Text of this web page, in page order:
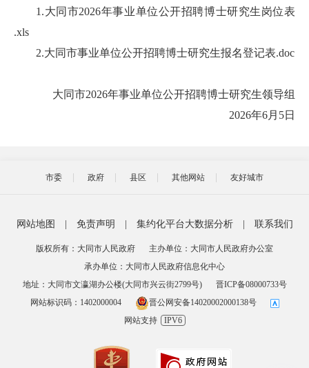
1.大同市2026年事业单位公开招聘博士研究生岗位表
.xls
2.大同市事业单位公开招聘博士研究生报名登记表.doc
大同市2026年事业单位公开招聘博士研究生领导组
2026年6月5日
市委 政府 县区 其他网站 友好城市
网站地图 免责声明 集约化平台大数据分析 联系我们
版权所有：大同市人民政府
主办单位：大同市人民政府办公室
承办单位：大同市人民政府信息化中心
地址：大同市文瀛湖办公楼(大同市兴云街2799号)
晋ICP备08000733号
网站标识码：1402000004
晋公网安备14020002000138号
网站支持
IPV6